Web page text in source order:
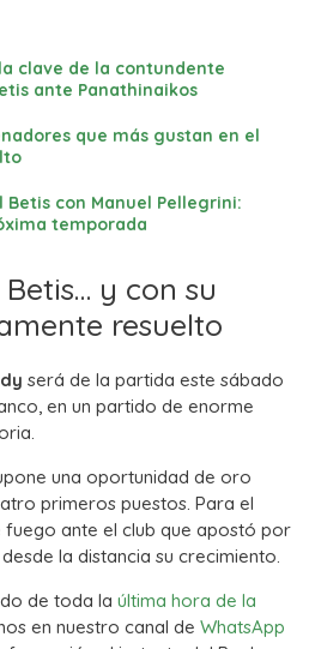
clave de la contundente
ante Panathinaikos
que más gustan en el
Betis con Manuel Pellegrini:
temporada
y con su
resuelto
será de la partida este sábado
en un partido de enorme
una oportunidad de oro
primeros puestos. Para el
fuego ante el club que apostó por
la distancia su crecimiento.
de toda la última hora de la
en nuestro canal de WhatsApp